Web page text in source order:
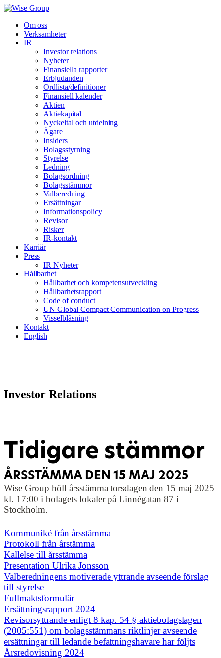
Om oss
Verksamheter
IR
Investor relations
Nyheter
Finansiella rapporter
Erbjudanden
Ordlista/definitioner
Finansiell kalender
Aktien
Aktiekapital
Nyckeltal och utdelning
Ägare
Insiders
Bolagsstyrning
Styrelse
Ledning
Bolagsordning
Bolagsstämmor
Valberedning
Ersättningar
Informationspolicy
Revisor
Risker
IR-kontakt
Karriär
Press
IR Nyheter
Hållbarhet
Hållbarhet och kompetensutveckling
Hållbarhetsrapport
Code of conduct
UN Global Compact Communication on Progress
Visselblåsning
Kontakt
English
Investor Relations
Tidigare stämmor
ÅRSSTÄMMA DEN 15 MAJ 2025
Wise Group höll årsstämma torsdagen den 15 maj 2025
kl. 17:00 i bolagets lokaler på Linnégatan 87 i
Stockholm.
Kommuniké från årsstämma
Protokoll från årstämma
Kallelse till årsstämma
Presentation Ulrika Jonsson
Valberedningens motiverade yttrande avseende förslag
till styrelse
Fullmaktsformulär
Ersättningsrapport 2024
Revisorsyttrande enligt 8 kap. 54 § aktiebolagslagen
(2005:551) om bolagsstämmans riktlinjer avseende
ersättningar till ledande befattningshavare har följts
Årsredovisning 2024